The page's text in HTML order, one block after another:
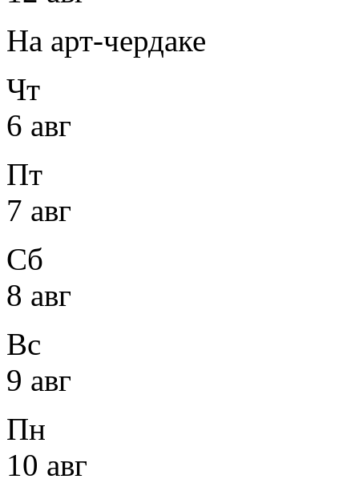
На арт-чердаке
Чт
6 авг
Пт
7 авг
Сб
8 авг
Вс
9 авг
Пн
10 авг